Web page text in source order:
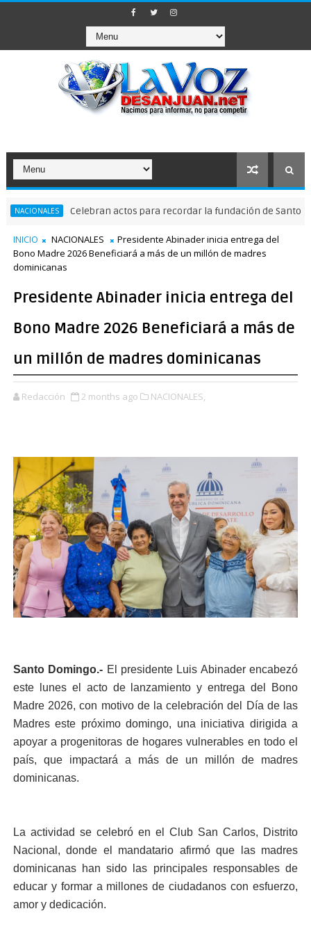
Celebran actos para recordar la fundación de Santo Domingo
INICIO NACIONALES
Presidente Abinader inicia entrega del
Bono Madre 2026 Beneficiará a más de un millón de madres
dominicanas
Presidente Abinader inicia entrega del
Bono Madre 2026 Beneficiará a más de
un millón de madres dominicanas
Redacción 2 months ago NACIONALES,
Santo Domingo.- El presidente Luis Abinader encabezó
este lunes el acto de lanzamiento y entrega del Bono
Madre 2026, con motivo de la celebración del Día de las
Madres este próximo domingo, una iniciativa dirigida a
apoyar a progenitoras de hogares vulnerables en todo el
país, que impactará a más de un millón de madres
dominicanas.
La actividad se celebró en el Club San Carlos, Distrito
Nacional, donde el mandatario afirmó que las madres
dominicanas han sido las principales responsables de
educar y formar a millones de ciudadanos con esfuerzo,
amor y dedicación.